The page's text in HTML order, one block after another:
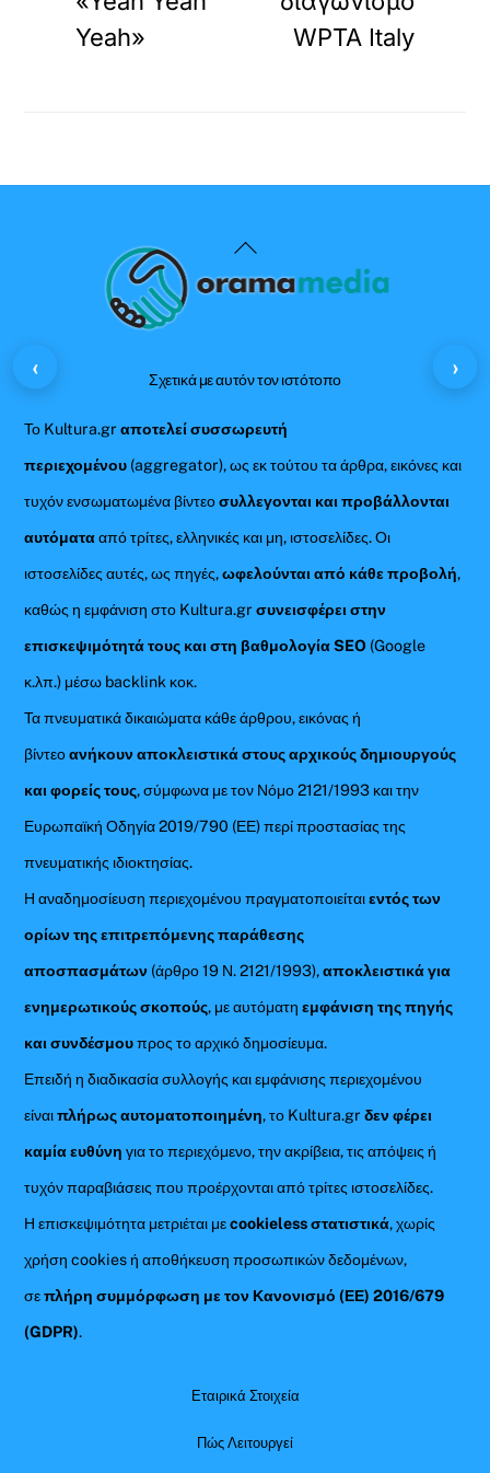
Yeah»
WPTA Italy
Back
To
Σχετικά με αυτόν τον ιστότοπο
Το Kultura.grαποτελεί συσσωρευτή
περιεχομένου (aggregator), ως εκ τούτου τα άρθρα, εικόνες και
τυχόν ενσωματωμένα βίντεοσυλλεγονται και προβάλλονται
αυτόματααπό τρίτες, ελληνικές και μη, ιστοσελίδες. Οι
ιστοσελίδες αυτές, ως πηγές,ωφελούνται από κάθε προβολή,
καθώς η εμφάνιση στο Kultura.gr συνεισφέρει στην
επισκεψιμότητά τους και στη βαθμολογία SEO (Google
κ.λπ.) μέσω backlink κοκ.
Τα πνευματικά δικαιώματα κάθε άρθρου, εικόνας ή
βίντεοανήκουν αποκλειστικά στους αρχικούς δημιουργούς
και φορείς τους, σύμφωνα με τον Νόμο 2121/1993 και την
Ευρωπαϊκή Οδηγία 2019/790 (ΕΕ) περί προστασίας της
πνευματικής ιδιοκτησίας.
Η αναδημοσίευση περιεχομένου πραγματοποιείταιεντός των
ορίων της επιτρεπόμενης παράθεσης
αποσπασμάτων (άρθρο 19 Ν. 2121/1993),αποκλειστικά για
ενημερωτικούς σκοπούς, με αυτόματηεμφάνιση της πηγής
και συνδέσμουπρος το αρχικό δημοσίευμα.
Επειδή η διαδικασία συλλογής και εμφάνισης περιεχομένου
είναιπλήρως αυτοματοποιημένη, το Kultura.grδεν φέρει
καμία ευθύνη για το περιεχόμενο, την ακρίβεια, τις απόψεις ή
τυχόν παραβιάσεις που προέρχονται από τρίτες ιστοσελίδες.
Η επισκεψιμότητα μετριέται μεcookieless στατιστικά, χωρίς
χρήση cookies ή αποθήκευση προσωπικών δεδομένων,
σεπλήρη συμμόρφωση με τον Κανονισμό (ΕΕ) 2016/679
(GDPR).
Εταιρικά Στοιχεία
Πώς Λειτουργεί
‹ ›